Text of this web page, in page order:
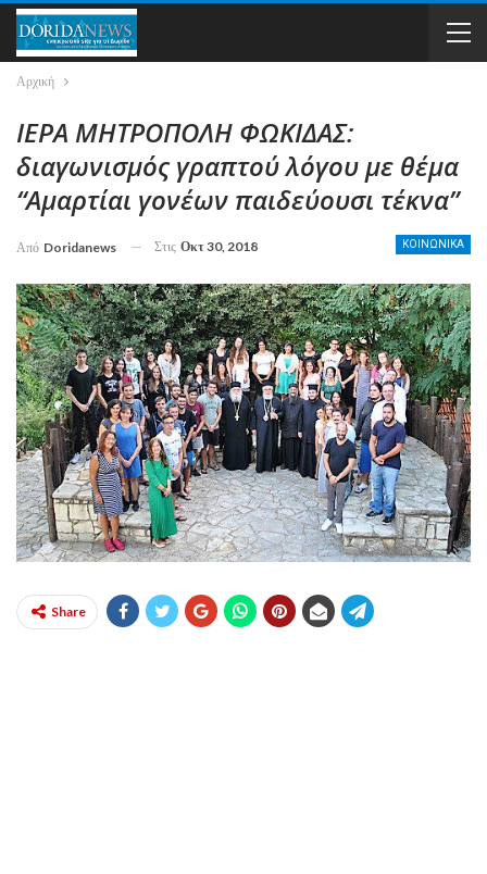
Αρχική
ΙΕΡΑ ΜΗΤΡΟΠΟΛΗ ΦΩΚΙΔΑΣ:
διαγωνισμός γραπτού λόγου με θέμα
“Aμαρτίαι γονέων παιδεύουσι τέκνα”
ΚΟΙΝΩΝΙΚΑ
Από Doridanews Στις Οκτ 30, 2018
Share